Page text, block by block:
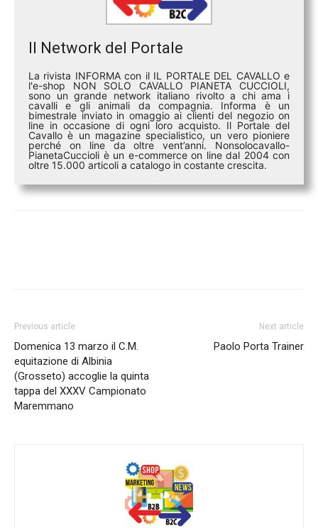
Il Network del Portale
La rivista INFORMA con il IL PORTALE DEL CAVALLO e
l'e-shop NON SOLO CAVALLO PIANETA CUCCIOLI,
sono un grande network italiano rivolto a chi ama i
cavalli e gli animali da compagnia. Informa è un
bimestrale inviato in omaggio ai clienti del negozio on
line in occasione di ogni loro acquisto. Il Portale del
Cavallo è un magazine specialistico, un vero pioniere
perché on line da oltre vent’anni. Nonsolocavallo-
PianetaCuccioli è un e-commerce on line dal 2004 con
oltre 15.000 articoli a catalogo in costante crescita.
Previous article
Domenica 13 marzo il C.M.
equitazione di Albinia
(Grosseto) accoglie la quinta
tappa del XXXV Campionato
Maremmano
Next article
Paolo Porta Trainer